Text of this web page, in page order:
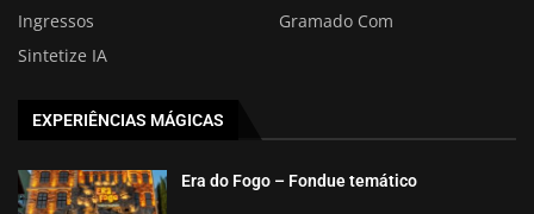
Ingressos
Gramado Com
Sintetize IA
EXPERIÊNCIAS MÁGICAS
Era do Fogo – Fondue temático